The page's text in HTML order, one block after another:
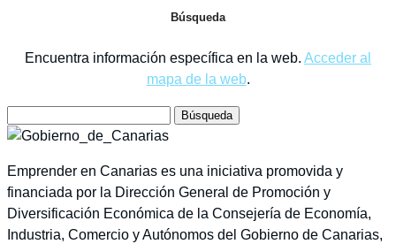
–Internacionalización
emprendimiento
PRIVACIDAD